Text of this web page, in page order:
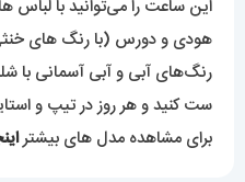
محصولات مرتبط